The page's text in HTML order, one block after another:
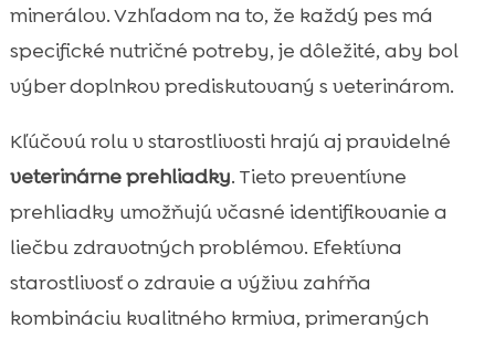
minerálov. Vzhľadom na to, že každý pes má
specifické nutričné potreby, je dôležité, aby bol
výber doplnkov prediskutovaný s veterinárom.
Kľúčovú rolu v starostlivosti hrajú aj pravidelné
veterinárne prehliadky. Tieto preventívne
prehliadky umožňujú včasné identifikovanie a
liečbu zdravotných problémov. Efektívna
starostlivosť o zdravie a výživu zahŕňa
kombináciu kvalitného krmiva, primeraných